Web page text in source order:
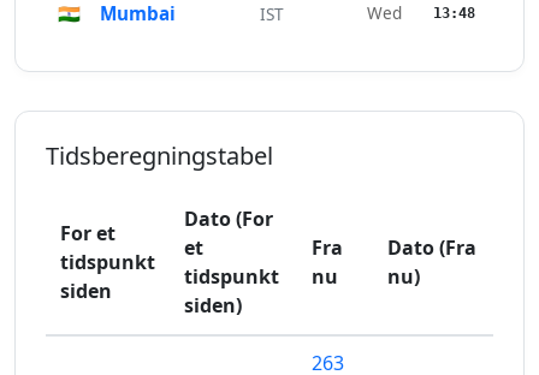
🇮🇳 Mumbai IST Wed 13:48
Tidsberegningstabel
For et
tidspunkt
siden
Dato (For
et
tidspunkt
siden)
Fra
nu
Dato (Fra
nu)
263